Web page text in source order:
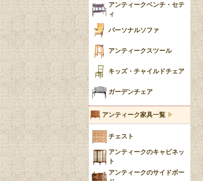
ー
ミラー
花瓶おしゃれ
陶器の人形
キャンドルホルダー
トライポッド
バラスター
陶磁器の模様一覧
イマリ（IMARI）
ブルー＆ホワイト
ブルーウィローパターン
Blue）
YUAN
チンツ
アンティークベンチ・セテ
ィ
パーソナルソファ
アンティークスツール
キッズ・チャイルドチェア
ガーデンチェア
アンティーク家具一覧
チェスト
アンティークのキャビネッ
ト
アンティークのサイドボー